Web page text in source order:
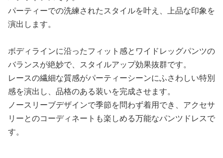
パーティーでの洗練されたスタイルを叶え、上品な印象を
演出します。
ボディラインに沿ったフィット感とワイドレッグパンツの
バランスが絶妙で、スタイルアップ効果抜群です。
レースの繊細な質感がパーティーシーンにふさわしい特別
感を演出し、品格のある装いを完成させます。
ノースリーブデザインで季節を問わず着用でき、アクセサ
リーとのコーディネートも楽しめる万能なパンツドレスで
す。